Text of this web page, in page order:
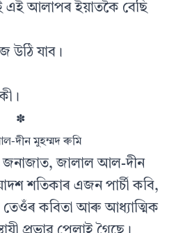
এই আলাপৰ ইয়াতকৈ বেছি
উঠি যাব।
✽
দীন মুহম্মদ ৰুমি
জনাজাত, জালাল আল-দীন
শতিকাৰ এজন পাৰ্চী কবি,
তেওঁৰ কবিতা আৰু আধ্যাত্মিক